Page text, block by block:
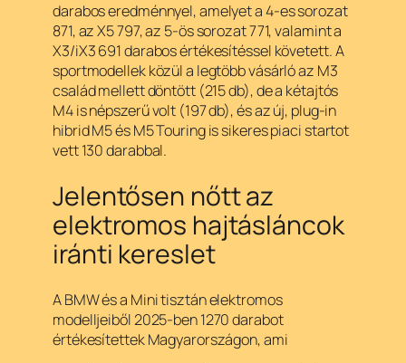
darabos eredménnyel, amelyet a 4-es sorozat
871, az X5 797, az 5-ös sorozat 771, valamint a
X3/iX3 691 darabos értékesítéssel követett. A
sportmodellek közül a legtöbb vásárló az M3
család mellett döntött (215 db), de a kétajtós
M4 is népszerű volt (197 db), és az új, plug-in
hibrid M5 és M5 Touring is sikeres piaci startot
vett 130 darabbal.
Jelentősen nőtt az
elektromos hajtásláncok
iránti kereslet
A BMW és a Mini tisztán elektromos
modelljeiből 2025-ben 1270 darabot
értékesítettek Magyarországon, ami